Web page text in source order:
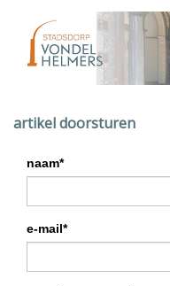
artikel doorsturen
naam*
e-mail*